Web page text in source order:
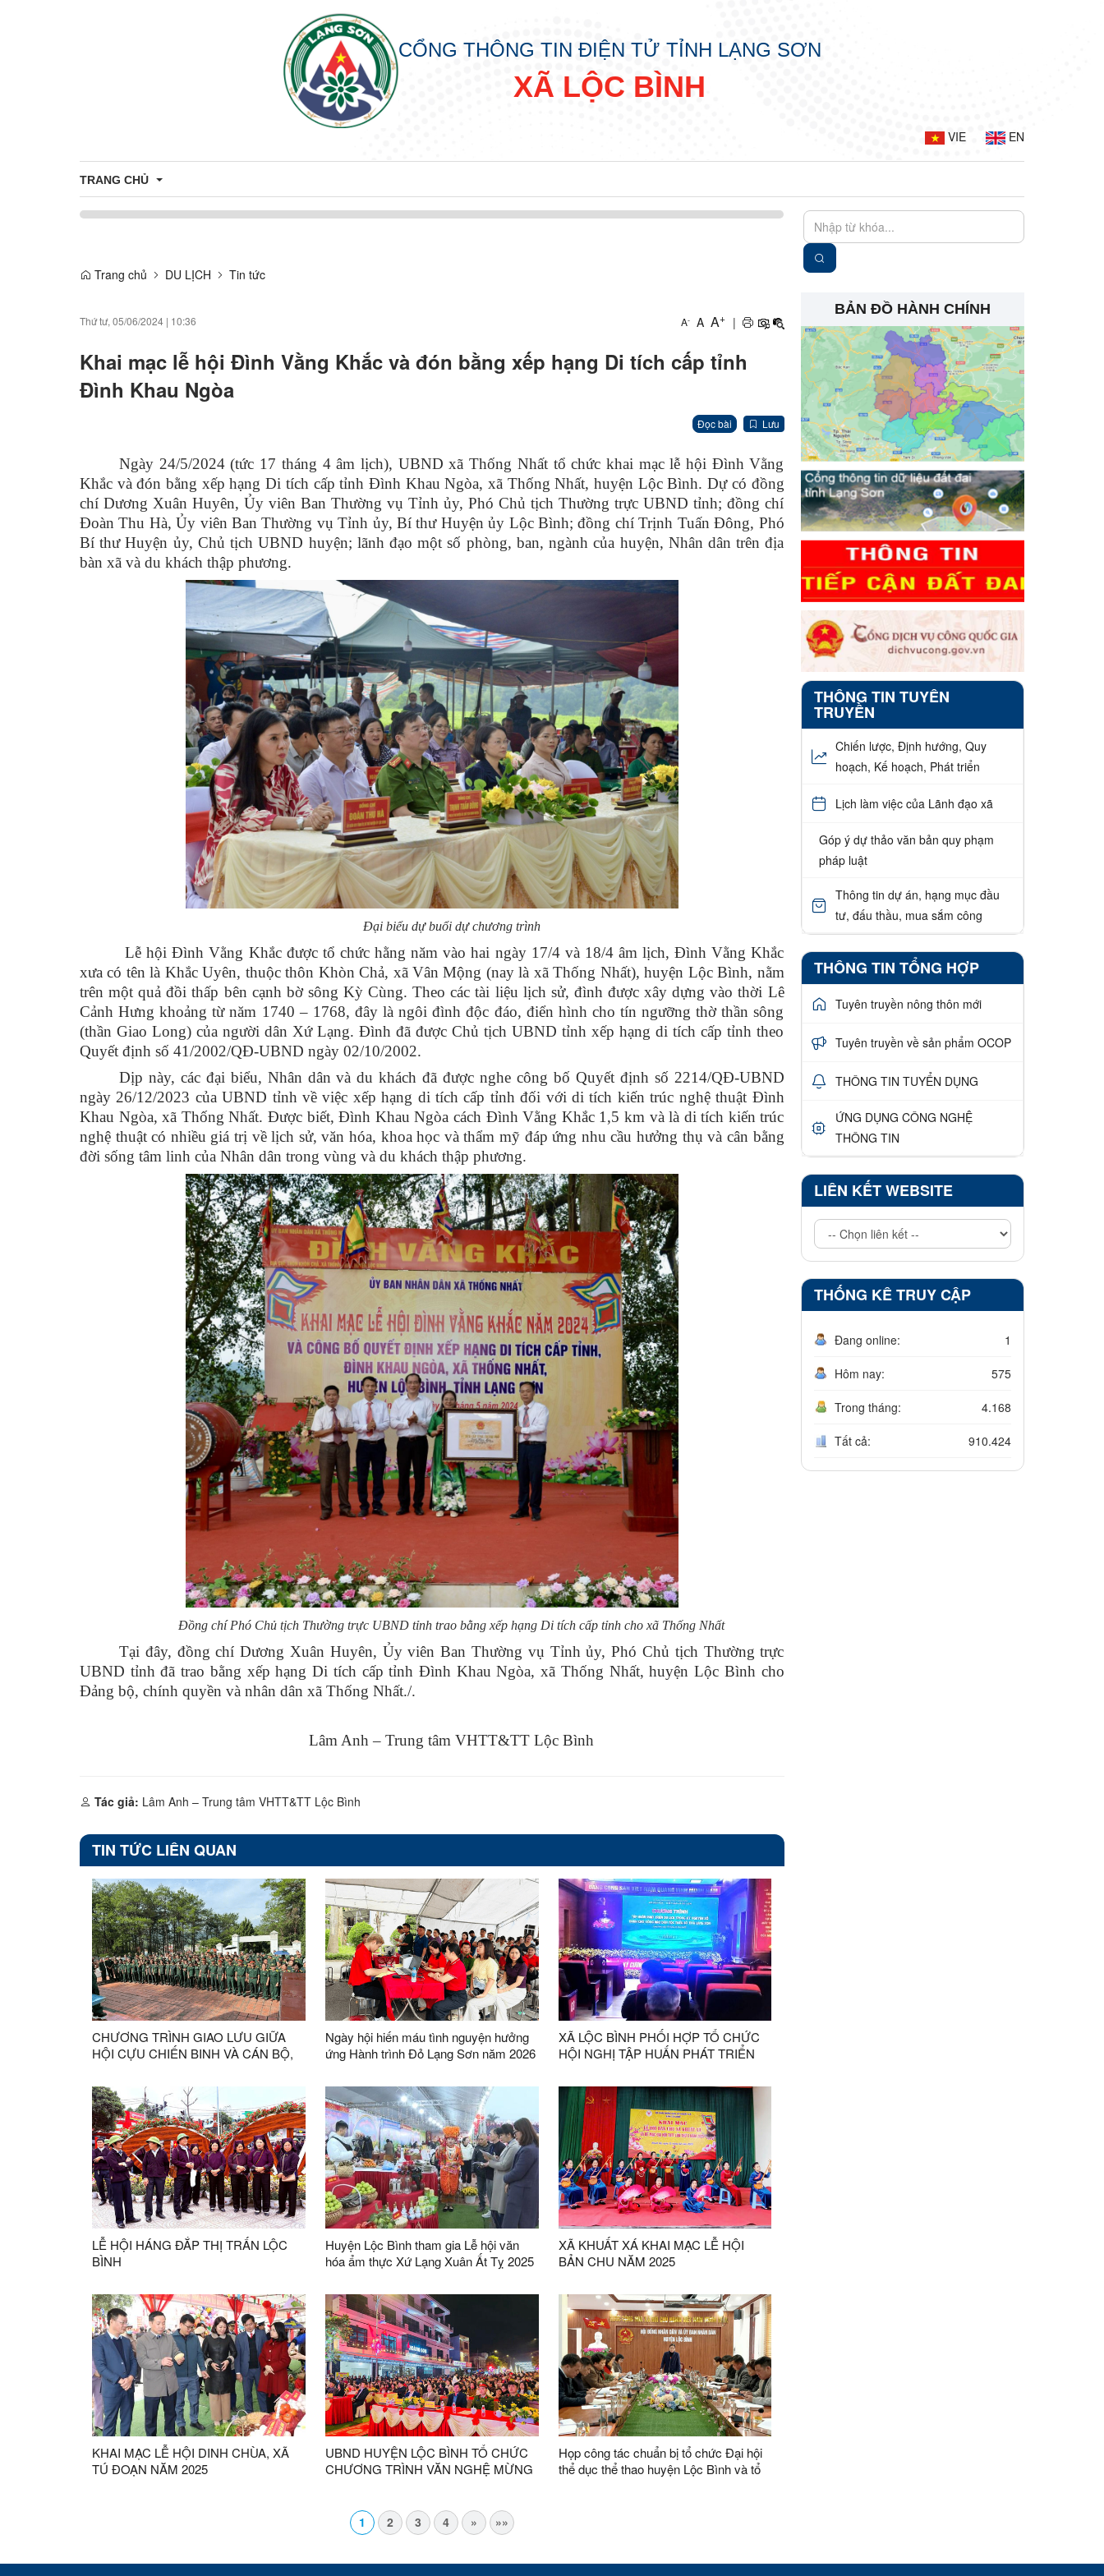
CỔNG THÔNG TIN ĐIỆN TỬ TỈNH LẠNG SƠN
XÃ LỘC BÌNH
VIE EN
TRANG CHỦ
Tuyên truyền về sản phẩm OCOP
THÔNG TIN TUYỂN DỤNG
ỨNG DỤNG CÔNG NGHỆ THÔNG TIN
CÔNG DÂN
Nhân sự
Thông báo
Hỏi đáp
Trang chủ DU LỊCH Tin tức
Thứ tư, 05/06/2024 | 10:36 A- A A+ |
Khai mạc lễ hội Đình Vằng Khắc và đón bằng xếp hạng Di tích cấp tỉnh
Đình Khau Ngòa
Đọc bài Lưu
Ngày 24/5/2024 (tức 17 tháng 4 âm lịch), UBND xã Thống Nhất tổ chức khai mạc lễ hội Đình Vằng
Khắc và đón bằng xếp hạng Di tích cấp tỉnh Đình Khau Ngòa, xã Thống Nhất, huyện Lộc Bình. Dự có đồng
chí Dương Xuân Huyên, Ủy viên Ban Thường vụ Tỉnh ủy, Phó Chủ tịch Thường trực UBND tỉnh; đồng chí
Đoàn Thu Hà, Ủy viên Ban Thường vụ Tỉnh ủy, Bí thư Huyện ủy Lộc Bình; đồng chí Trịnh Tuấn Đông, Phó
Bí thư Huyện ủy, Chủ tịch UBND huyện; lãnh đạo một số phòng, ban, ngành của huyện, Nhân dân trên địa
bàn xã và du khách thập phương.
Đại biểu dự buổi dự chương trình
Lễ hội Đình Vằng Khắc được tổ chức hằng năm vào hai ngày 17/4 và 18/4 âm lịch, Đình Vằng Khắc
xưa có tên là Khắc Uyên, thuộc thôn Khòn Chả, xã Vân Mộng (nay là xã Thống Nhất), huyện Lộc Bình, nằm
trên một quả đồi thấp bên cạnh bờ sông Kỳ Cùng. Theo các tài liệu lịch sử, đình được xây dựng vào thời Lê
Cảnh Hưng khoảng từ năm 1740 – 1768, đây là ngôi đình độc đáo, điển hình cho tín ngưỡng thờ thần sông
(thần Giao Long) của người dân Xứ Lạng. Đình đã được Chủ tịch UBND tỉnh xếp hạng di tích cấp tỉnh theo
Quyết định số 41/2002/QĐ-UBND ngày 02/10/2002.
Dịp này, các đại biểu, Nhân dân và du khách đã được nghe công bố Quyết định số 2214/QĐ-UBND
ngày 26/12/2023 của UBND tỉnh về việc xếp hạng di tích cấp tỉnh đối với di tích kiến trúc nghệ thuật Đình
Khau Ngòa, xã Thống Nhất. Được biết, Đình Khau Ngòa cách Đình Vằng Khắc 1,5 km và là di tích kiến trúc
nghệ thuật có nhiều giá trị về lịch sử, văn hóa, khoa học và thẩm mỹ đáp ứng nhu cầu hưởng thụ và cân bằng
đời sống tâm linh của Nhân dân trong vùng và du khách thập phương.
Đồng chí Phó Chủ tịch Thường trực UBND tỉnh trao bằng xếp hạng Di tích cấp tỉnh cho xã Thống Nhất
Tại đây, đồng chí Dương Xuân Huyên, Ủy viên Ban Thường vụ Tỉnh ủy, Phó Chủ tịch Thường trực
UBND tỉnh đã trao bằng xếp hạng Di tích cấp tỉnh Đình Khau Ngòa, xã Thống Nhất, huyện Lộc Bình cho
Đảng bộ, chính quyền và nhân dân xã Thống Nhất./.
Lâm Anh – Trung tâm VHTT&TT Lộc Bình
Tác giả: Lâm Anh – Trung tâm VHTT&TT Lộc Bình
TIN TỨC LIÊN QUAN
CHƯƠNG TRÌNH GIAO LƯU GIỮA
HỘI CỰU CHIẾN BINH VÀ CÁN BỘ,
KỶ NIỆM 79 NĂM NGÀY THƯƠNG
BINH - LIỆT SĨ
Ngày hội hiến máu tình nguyện hưởng
ứng Hành trình Đỏ Lạng Sơn năm 2026
lòng nhân ái Sáng 7/6/2026, tại xã Lộc
Bình, Hội Chữ thập đỏ tỉnh phối hợp với
Viện Huyết học - Truyền máu Trung
ương và các xã: Lộc Bình, Na Dương,
Mẫu Sơn, Khuất Xá, Thống Nhất, Lợi
Bác, Xuân Dương tổ chức Ngày hội
hiến máu tình nguyện hưởng ứng Hành
trình Đỏ Lạng Sơn năm 2026 với chủ
đề “Mỗi giọt máu đào – Trao lòng nhân
ái”.
XÃ LỘC BÌNH PHỐI HỢP TỔ CHỨC
HỘI NGHỊ TẬP HUẤN PHÁT TRIỂN
CHO ĐỒNG BÀO DÂN TỘC THIỂU
SỐ
LỄ HỘI HÁNG ĐẮP THỊ TRẤN LỘC
BÌNH
Huyện Lộc Bình tham gia Lễ hội văn
hóa ẩm thực Xứ Lạng Xuân Ất Tỵ 2025
XÃ KHUẤT XÁ KHAI MẠC LỄ HỘI
BẢN CHU NĂM 2025
KHAI MẠC LỄ HỘI DINH CHÙA, XÃ
TÚ ĐOẠN NĂM 2025
UBND HUYỆN LỘC BÌNH TỔ CHỨC
CHƯƠNG TRÌNH VĂN NGHỆ MỪNG
Họp công tác chuẩn bị tổ chức Đại hội
thể dục thể thao huyện Lộc Bình và tổ
1 2 3 4 » »»
BẢN ĐỒ HÀNH CHÍNH
THÔNG TIN TUYÊN
TRUYỀN
Chiến lược, Định hướng, Quy
hoạch, Kế hoạch, Phát triển
Lịch làm việc của Lãnh đạo xã
Góp ý dự thảo văn bản quy phạm
pháp luật
Thông tin dự án, hạng mục đầu
tư, đấu thầu, mua sắm công
THÔNG TIN TỔNG HỢP
Tuyên truyền nông thôn mới
Tuyên truyền về sản phẩm OCOP
THÔNG TIN TUYỂN DỤNG
ỨNG DỤNG CÔNG NGHỆ
THÔNG TIN
LIÊN KẾT WEBSITE
THỐNG KÊ TRUY CẬP
Đang online: 1
Hôm nay: 575
Trong tháng: 4.168
Tất cả: 910.424